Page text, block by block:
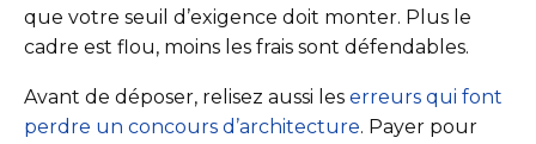
que votre seuil d’exigence doit monter. Plus le
cadre est flou, moins les frais sont défendables.
Avant de déposer, relisez aussi les erreurs qui font
perdre un concours d’architecture. Payer pour